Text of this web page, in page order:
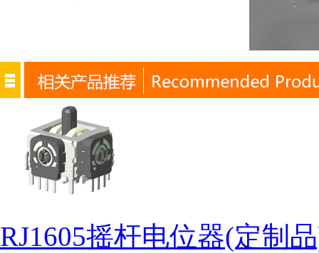
RJ1605摇杆电位器(定制